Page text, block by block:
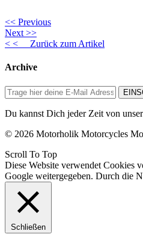
<< Previous
Next >>
< < Zurück zum Artikel
Archive
Du kannst Dich jeder Zeit von
© 2026 Motorholik Motorcycles
Scroll To Top
Diese Website verwendet Cookies
Google weitergegeben. Durch die
Schließen